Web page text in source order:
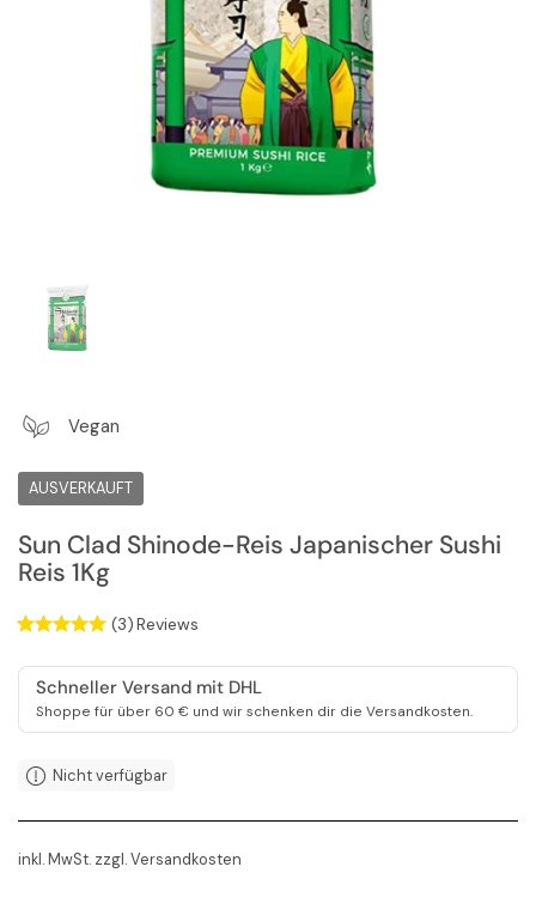
Zeige Folie 1
Vegan
AUSVERKAUFT
Sun Clad Shinode-Reis Japanischer Sushi
Reis 1Kg
(3)Reviews
Schneller Versand mit DHL
Shoppe für über 60 € und wir schenken dir die Versandkosten.
Nicht verfügbar
inkl. MwSt. zzgl.Versandkosten